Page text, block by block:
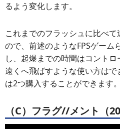
るよう変化します。
これまでのフラッシュに比べ
ので、前述のようなFPSゲーム
し、起爆までの時間はコント
遠くへ飛ばすような使い方は
は2つ購入することができます。
（C）フラグ//メント（